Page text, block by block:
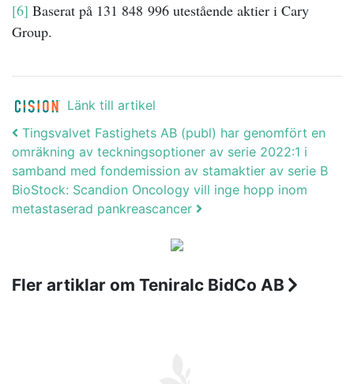
[6] Baserat på 131 848 996 utestående aktier i Cary
Group.
Länk till artikel
Post navigation
Tingsvalvet Fastighets AB (publ) har genomfört en
omräkning av teckningsoptioner av serie 2022:1 i
samband med fondemission av stamaktier av serie B
BioStock: Scandion Oncology vill inge hopp inom
metastaserad pankreascancer
Fler artiklar om Teniralc BidCo AB